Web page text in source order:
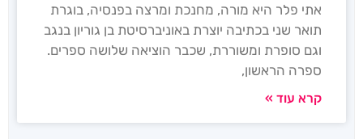
אתי פלר היא מורה, מחנכת ומרצה בפנסיה, בוגרת
תואר שני בכתיבה יוצרת באוניברסיטת בן גוריון בנגב
וגם סופרת ומשוררת, שכבר הוציאה שלושה ספרים.
ספרה הראשון,
קרא עוד »